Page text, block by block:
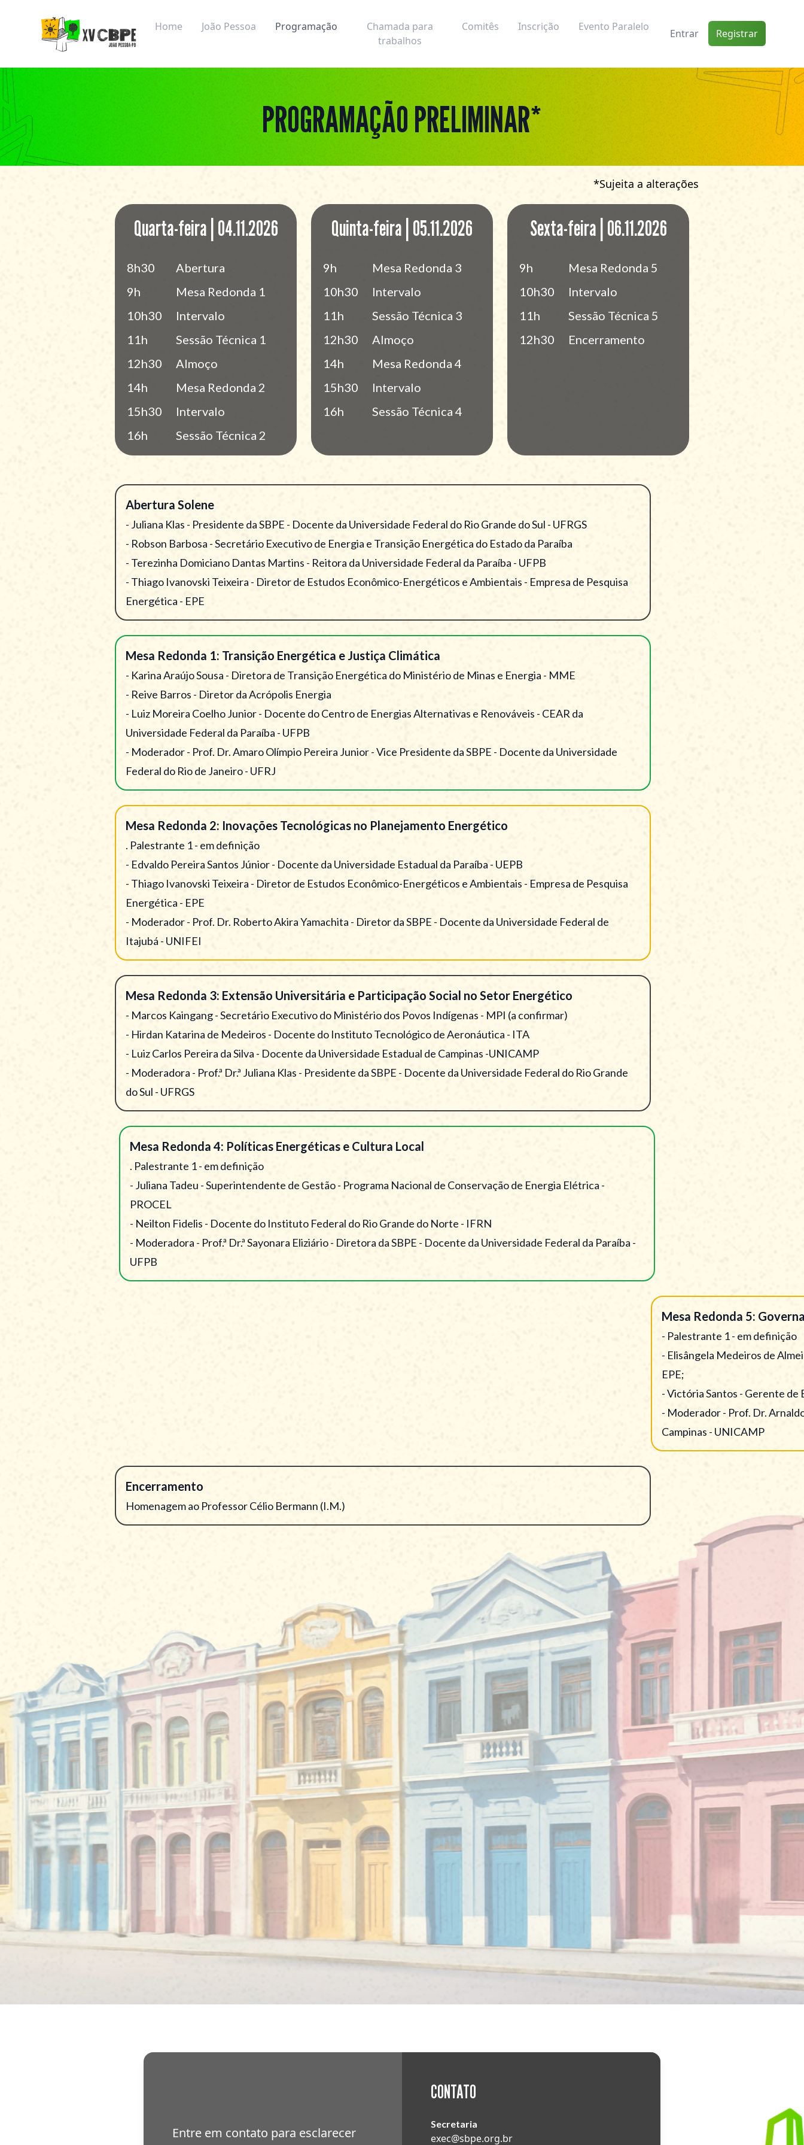
XV CBPE Home João Pessoa Programação
Chamada para
trabalhos
Comitês Inscrição Evento Paralelo
Entrar Registrar
PROGRAMAÇÃO PRELIMINAR*
*Sujeita a alterações
Quarta-feira | 04.11.2026
8h30
Abertura
9h
Mesa Redonda 1
10h30
Intervalo
11h
Sessão Técnica 1
12h30
Almoço
14h
Mesa Redonda 2
15h30
Intervalo
16h
Sessão Técnica 2
Quinta-feira | 05.11.2026
9h
Mesa Redonda 3
10h30
Intervalo
11h
Sessão Técnica 3
12h30
Almoço
14h
Mesa Redonda 4
15h30
Intervalo
16h
Sessão Técnica 4
Sexta-feira | 06.11.2026
9h
Mesa Redonda 5
10h30
Intervalo
11h
Sessão Técnica 5
12h30
Encerramento
Abertura Solene
- Juliana Klas - Presidente da SBPE - Docente da Universidade Federal do Rio Grande do Sul - UFRGS
- Robson Barbosa - Secretário Executivo de Energia e Transição Energética do Estado da Paraíba
- Terezinha Domiciano Dantas Martins - Reitora da Universidade Federal da Paraíba - UFPB
- Thiago Ivanovski Teixeira - Diretor de Estudos Econômico-Energéticos e Ambientais - Empresa de Pesquisa
Energética - EPE
Mesa Redonda 1: Transição Energética e Justiça Climática
- Karina Araújo Sousa - Diretora de Transição Energética do Ministério de Minas e Energia - MME
- Reive Barros - Diretor da Acrópolis Energia
- Luiz Moreira Coelho Junior - Docente do Centro de Energias Alternativas e Renováveis - CEAR da
Universidade Federal da Paraíba - UFPB
- Moderador - Prof. Dr. Amaro Olímpio Pereira Junior - Vice Presidente da SBPE - Docente da Universidade
Federal do Rio de Janeiro - UFRJ
Mesa Redonda 2: Inovações Tecnológicas no Planejamento Energético
. Palestrante 1 - em definição
- Edvaldo Pereira Santos Júnior - Docente da Universidade Estadual da Paraíba - UEPB
- Thiago Ivanovski Teixeira - Diretor de Estudos Econômico-Energéticos e Ambientais - Empresa de Pesquisa
Energética - EPE
- Moderador - Prof. Dr. Roberto Akira Yamachita - Diretor da SBPE - Docente da Universidade Federal de
Itajubá - UNIFEI
Mesa Redonda 3: Extensão Universitária e Participação Social no Setor Energético
- Marcos Kaingang - Secretário Executivo do Ministério dos Povos Indígenas - MPI (a confirmar)
- Hirdan Katarina de Medeiros - Docente do Instituto Tecnológico de Aeronáutica - ITA
- Luiz Carlos Pereira da Silva - Docente da Universidade Estadual de Campinas -UNICAMP
- Moderadora - Prof.ª Dr.ª Juliana Klas - Presidente da SBPE - Docente da Universidade Federal do Rio Grande
do Sul - UFRGS
Mesa Redonda 4: Políticas Energéticas e Cultura Local
. Palestrante 1 - em definição
- Juliana Tadeu - Superintendente de Gestão - Programa Nacional de Conservação de Energia Elétrica -
PROCEL
- Neilton Fidelis - Docente do Instituto Federal do Rio Grande do Norte - IFRN
- Moderadora - Prof.ª Dr.ª Sayonara Eliziário - Diretora da SBPE - Docente da Universidade Federal da Paraíba -
UFPB
Encerramento
Homenagem ao Professor Célio Bermann (I.M.)
Entre em contato para esclarecer
CONTATO
Secretaria
exec@sbpe.org.br